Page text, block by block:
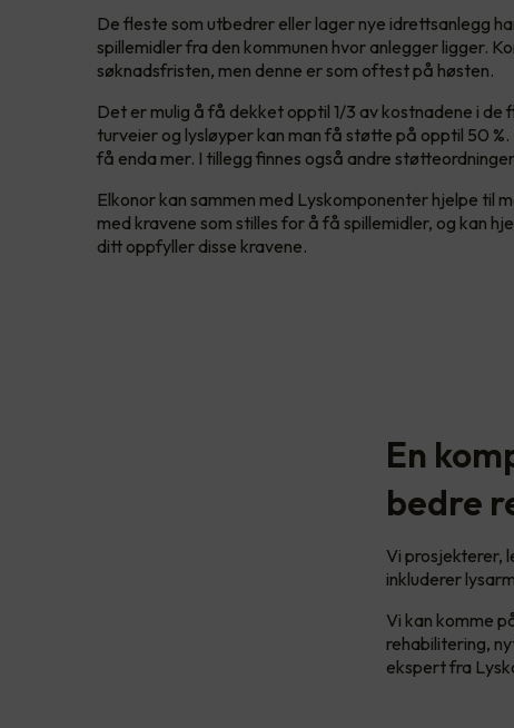
De fleste som utbedrer eller lager nye idrettsanlegg
spillemidler fra den kommunen hvor anlegger ligger.
søknadsfristen, men denne er som oftest på høsten.
Det er mulig å få dekket opptil 1/3 av kostnadene i
turveier og lysløyper kan man få støtte på opptil 50 %.
få enda mer. I tillegg finnes også andre
Elkonor kan sammen med Lyskomponenter hjelpe til
med kravene som stilles for å få spillemidler, og kan
ditt oppfyller disse kravene.
En
bedre
Vi prosjekterer,
inkluderer
Vi kan komme
rehabilitering,
ekspert fra